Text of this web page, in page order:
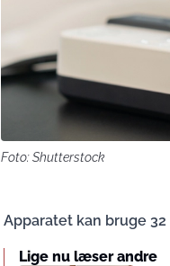
Foto: Shutterstock
Apparatet kan bruge
Lige nu læser andre